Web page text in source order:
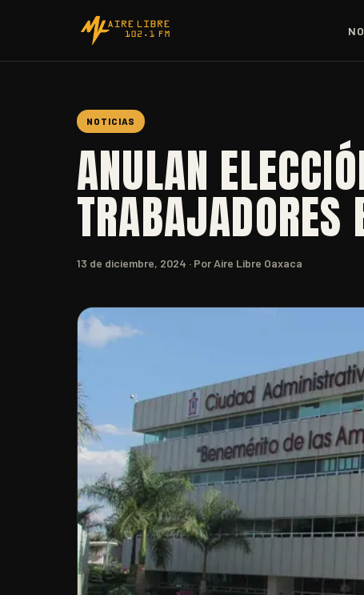
NOTICIAS
ANULAN
TRABAJADORES
13 de diciembre, 2024 · Por Aire Libre Oaxaca